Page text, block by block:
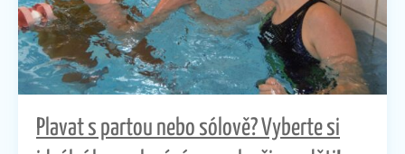
Plavat s partou nebo sólově? Vyberte si